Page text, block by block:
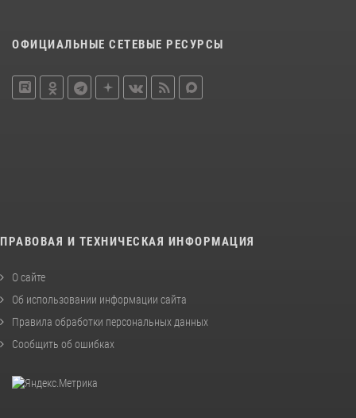
ОФИЦИАЛЬНЫЕ СЕТЕВЫЕ РЕСУРСЫ
ПРАВОВАЯ И ТЕХНИЧЕСКАЯ ИНФОРМАЦИЯ
О сайте
Об использовании информации сайта
Правила обработки персональных данных
Сообщить об ошибках